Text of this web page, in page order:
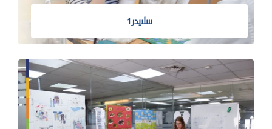
سلايدر1